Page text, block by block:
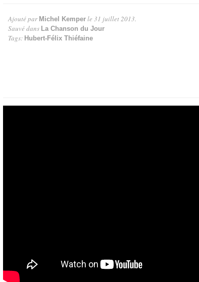
Ajouté par Michel Kemper le 31 juillet 2013.
Sauvé dans La Chanson du Jour
Tags: Hubert-Félix Thiéfaine